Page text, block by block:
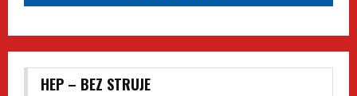
HEP – BEZ STRUJE